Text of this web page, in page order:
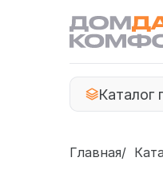
Каталог
Главная